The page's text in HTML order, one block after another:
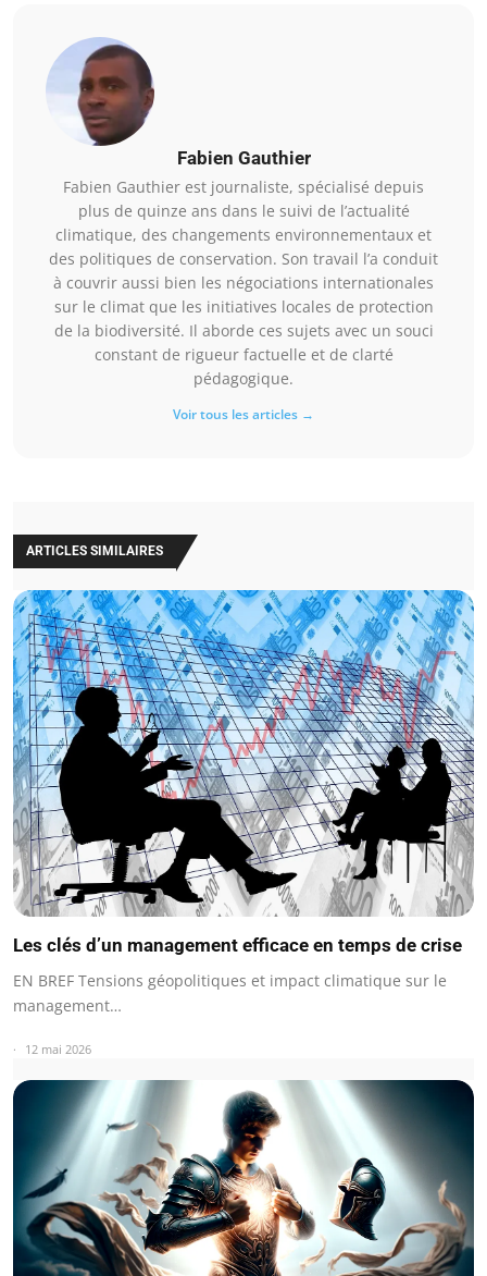
Fabien Gauthier
Fabien Gauthier est journaliste, spécialisé depuis
plus de quinze ans dans le suivi de l’actualité
climatique, des changements environnementaux et
des politiques de conservation. Son travail l’a conduit
à couvrir aussi bien les négociations internationales
sur le climat que les initiatives locales de protection
de la biodiversité. Il aborde ces sujets avec un souci
constant de rigueur factuelle et de clarté
pédagogique.
Voir tous les articles →
ARTICLES SIMILAIRES
Les clés d’un management efficace en temps de crise
EN BREF Tensions géopolitiques et impact climatique sur le
management…
12 mai 2026